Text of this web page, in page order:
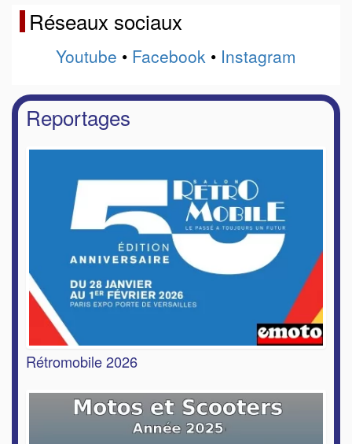
Réseaux sociaux
Youtube • Facebook • Instagram
Reportages
Rétromobile 2026